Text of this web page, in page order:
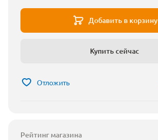
Добавить в корзину
Купить сейчас
Отложить
Рейтинг магазина